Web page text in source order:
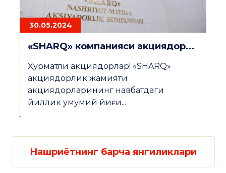
30.05.2024
«SHARQ» компанияси акциядор...
Ҳурматли акциядорлар! «SHARQ»
акциядорлик жамияти
акциядорларининг навбатдаги
йиллик умумий йиғи...
Нашриётнинг барча янгиликлари